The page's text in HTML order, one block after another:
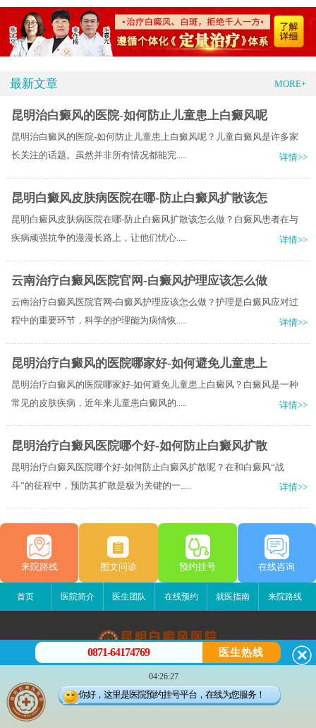
最新文章 MORE+
昆明治白癜风的医院-如何防止儿童患上白癜风呢
昆明治白癜风的医院-如何防止儿童患上白癜风呢？儿童白癜风是许多家
长关注的话题。虽然并非所有情况都能完.....
详情>>
昆明白癜风皮肤病医院在哪-防止白癜风扩散该怎
昆明白癜风皮肤病医院在哪-防止白癜风扩散该怎么做？白癜风患者在与
疾病顽强抗争的漫漫长路上，让他们忧心.....
详情>>
云南治疗白癜风医院官网-白癜风护理应该怎么做
云南治疗白癜风医院官网-白癜风护理应该怎么做？护理是白癜风应对过
程中的重要环节，科学的护理能为病情恢.....
详情>>
昆明治疗白癜风的医院哪家好-如何避免儿童患上
昆明治疗白癜风的医院哪家好-如何避免儿童患上白癜风？白癜风是一种
常见的皮肤疾病，近年来儿童患白癜风的.....
详情>>
昆明治疗白癜风医院哪个好-如何防止白癜风扩散
昆明治疗白癜风医院哪个好-如何防止白癜风扩散呢？在和白癜风“战
斗”的征程中，预防其扩散是极为关键的一.....
详情>>
来院路线 图文问诊 预约挂号 在线咨询
首页 医院简介 医生团队 在线预约 就医指南 来院路线
昆明白癜风医院
昆明市五华区护国路2号
版权所有：昆明白癜风医院
0871-64174769 医生热线
04:26:27
你好，这里是医院预约挂号平台，在线为您服务！